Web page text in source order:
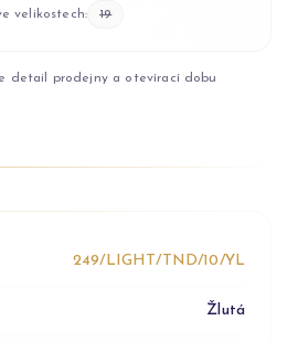
velikostech: 19
detail prodejny a otevírací dobu
249/LIGHT/TND/10/YL
Žlutá